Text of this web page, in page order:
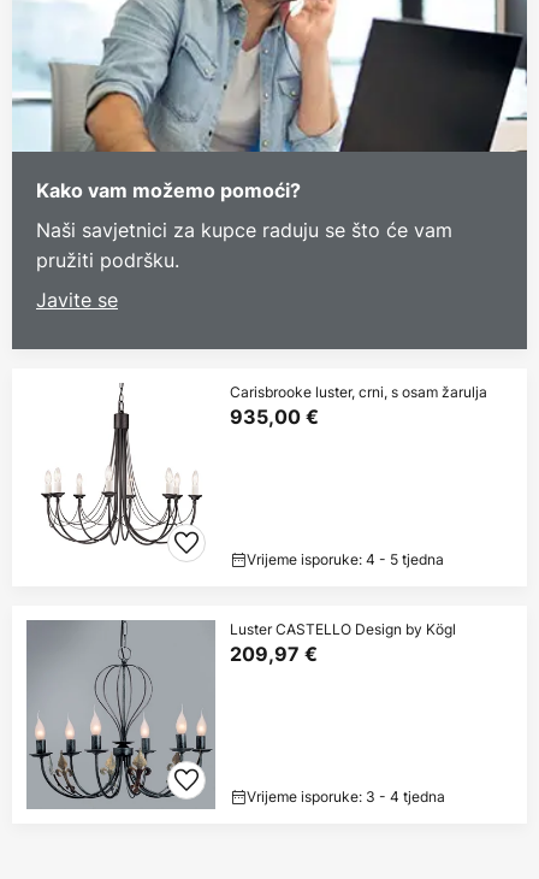
Kako vam možemo pomoći?
Naši savjetnici za kupce raduju se što će vam
pružiti podršku.
Javite se
Carisbrooke luster, crni, s osam žarulja
935,00 €
Vrijeme isporuke: 4 - 5 tjedna
Luster CASTELLO Design by Kögl
209,97 €
Vrijeme isporuke: 3 - 4 tjedna